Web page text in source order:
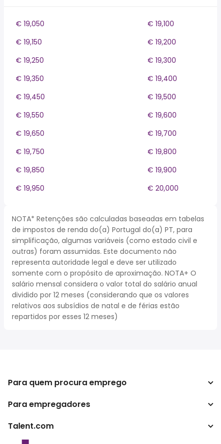
€ 19,050
€ 19,100
€ 19,150
€ 19,200
€ 19,250
€ 19,300
€ 19,350
€ 19,400
€ 19,450
€ 19,500
€ 19,550
€ 19,600
€ 19,650
€ 19,700
€ 19,750
€ 19,800
€ 19,850
€ 19,900
€ 19,950
€ 20,000
NOTA* Retenções são calculadas baseadas em tabelas
de impostos de renda do(a) Portugal do(a) PT, para
simplificação, algumas variáveis (como estado civil e
outras) foram assumidas. Este documento não
representa autoridade legal e deve ser utilizado
somente com o propósito de aproximação. NOTA+ O
salário mensal considera o valor total do salário anual
dividido por 12 meses (considerando que os valores
relativos aos subsídios de natal e de férias estão
repartidos por esses 12 meses)
Para quem procura emprego
Procurar empregos
Para empregadores
Empreendimento
Talent.com